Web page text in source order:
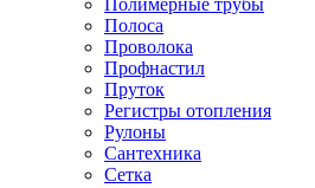
Полимерные трубы
Полоса
Проволока
Профнастил
Пруток
Регистры отопления
Рулоны
Сантехника
Сетка